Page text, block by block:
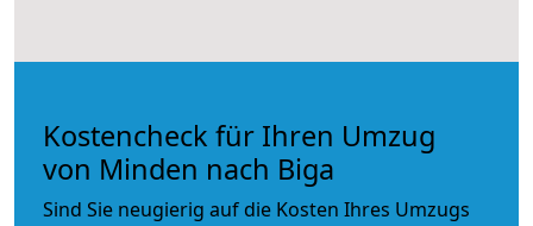
Kostencheck für Ihren Umzug
von Minden nach Biga
Sind Sie neugierig auf die Kosten Ihres Umzugs